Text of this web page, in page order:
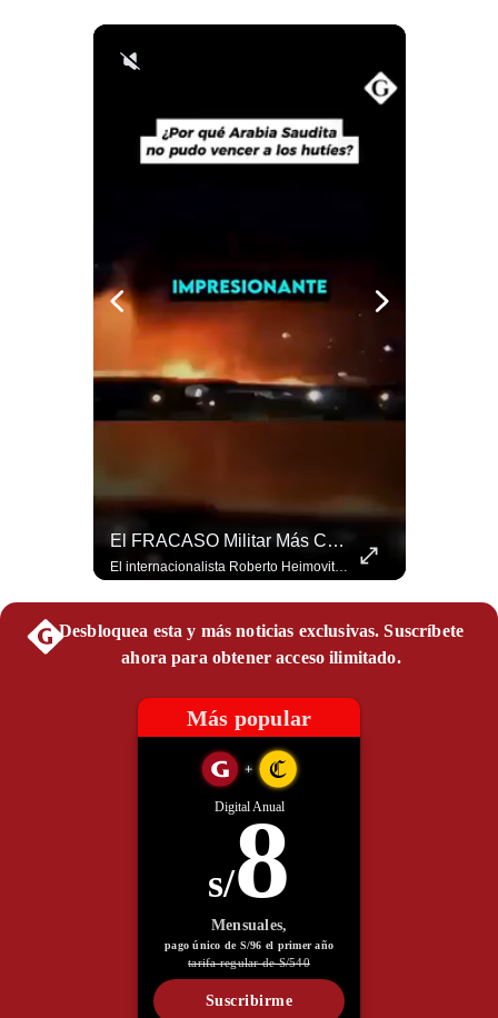
Privacidad
Frecuentes
El FRACASO Militar Más Caro De Medio Oriente | #radar24
El internacionalista Roberto Heimovits señaló que Arabia Saudita posee armamento avanzado comprado por decenas de miles de millones de dólares. Sin embargo, recuerda que combatió durante siete años contra los hutíes sin conseguir derrotarlos, pese a la enorme diferencia de poder militar. #ArabiaSaudita #Hutíes #RobertoHeimovits #Geopolítica #Guerra #NoticiasInternacionales #Shorts 👉 Suscríbete y activa la campana para no perderte nuestro análisis diario. 🌎 Síguenos en nuestras redes sociales: 📌 Web oficial: https://gestion.pe/mundo/ 📌 LinkedIn: http://bit.ly/3HYIET0 📌 X (Twitter): http://bit.ly/4noZtX9 📌 TikTok: http://bit.ly/4evB6TO